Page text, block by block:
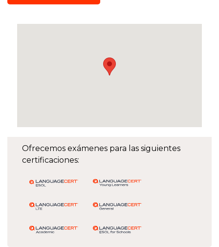
Ofrecemos exámenes para las siguientes
certificaciones: